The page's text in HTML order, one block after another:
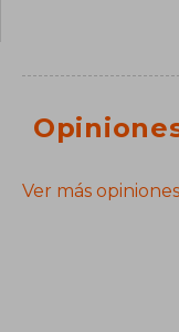
Ver más